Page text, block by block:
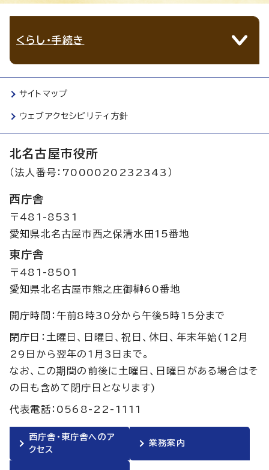
くらし・手続き
サイトマップ
ウェブアクセシビリティ方針
北名古屋市役所
（法人番号：7000020232343）
西庁舎
〒481-8531
愛知県北名古屋市西之保清水田15番地
東庁舎
〒481-8501
愛知県北名古屋市熊之庄御榊60番地
開庁時間：午前8時30分から午後5時15分まで
閉庁日：土曜日、日曜日、祝日、休日、年末年始(12月
29日から翌年の1月3日まで。
なお、この期間の前後に土曜日、日曜日がある場合はそ
の日も含めて閉庁日となります)
代表電話：0568-22-1111
西庁舎・東庁舎へのア
クセス
業務案内